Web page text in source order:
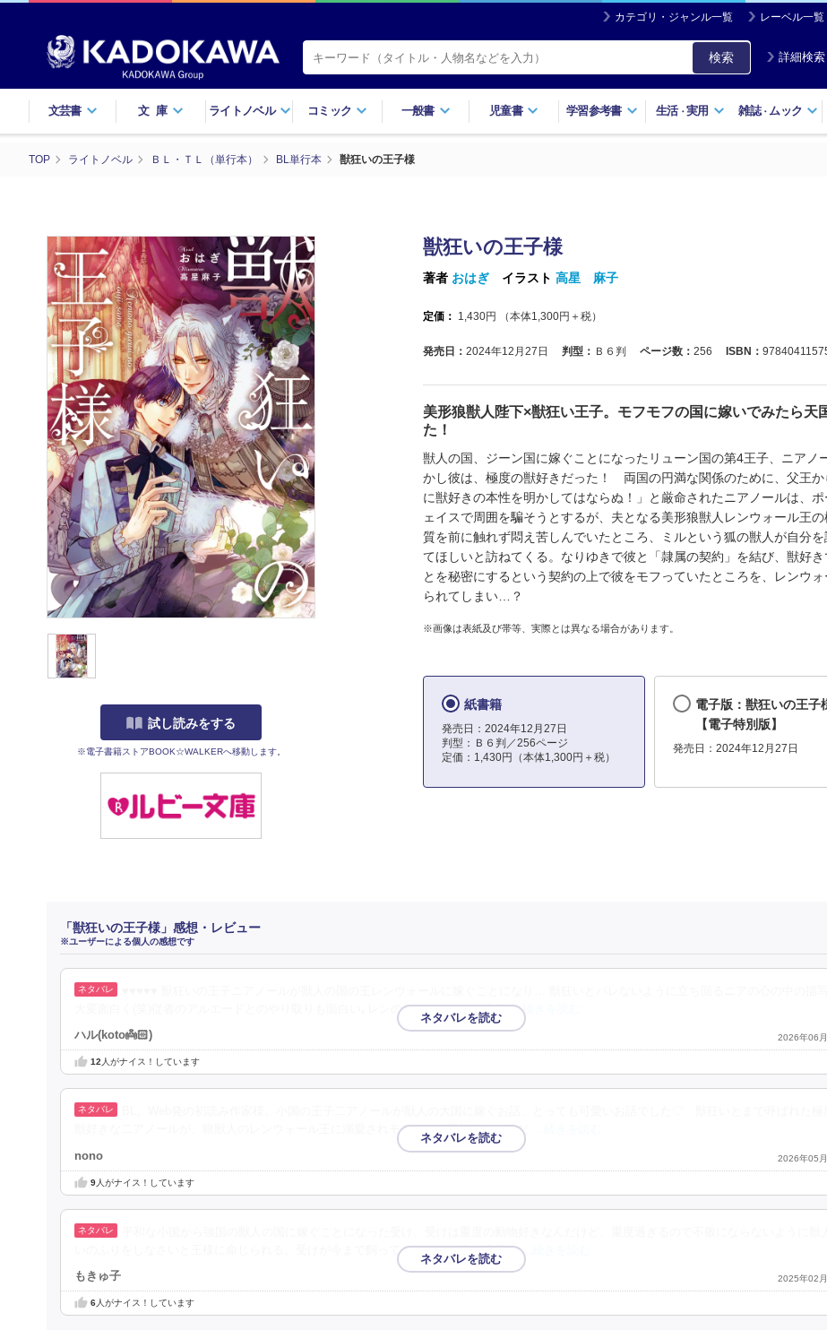
カテゴリ・ジャンル一覧 レーベル一覧
検索 詳細検索
文芸書 文庫 ライトノベル コミック 一般書 児童書 学習参考書 生活・実用 雑誌・ ムック
TOP ライトノベル ＢＬ・ＴＬ（単行本） BL単行本 獣狂いの王子様
試し読みをする
※電子書籍ストアBOOK☆WALKERへ移動します。
獣狂いの王子様
著者 おはぎ イラスト 高星 麻子
定価： 1,430円 （本体1,300円＋税）
発売日： 2024年12月27日 判型： Ｂ６判 ページ数： 256 ISBN：
美形狼獣人陛下×獣狂い王子。モフモフの国に嫁いでみたら天
た！
獣人の国、ジーン国に嫁ぐことになったリューン国の第4王子、ニアノ
かし彼は、極度の獣好きだった！ 両国の円満な関係のために、父王か
に獣好きの本性を明かしてはならぬ！」と厳命されたニアノールは、ポ
ェイスで周囲を騙そうとするが、夫となる美形狼獣人レンウォール王
質を前に触れず悶え苦しんでいたところ、ミルという狐の獣人が自分を
てほしいと訪ねてくる。なりゆきで彼と「隷属の契約」を結び、獣好き
とを秘密にするという契約の上で彼をモフっていたところを、レンウォ
られてしまい…？
※画像は表紙及び帯等、実際とは異なる場合があります。
紙書籍
発売日：2024年12月27日
判型：Ｂ６判／256ページ
定価：1,430円（本体1,300円＋税）
電子版：獣狂いの王子
【電子特別版】
発売日：2024年12月27日
「獣狂いの王子様」感想・レビュー
※ユーザーによる個人の感想です
大変面白く(笑)従者のアルエードとのやり取りも面白い｡レンのわかりやすい独占欲 …続きを読む
ハル(koto👼🏻‎) 2026年06
12人がナイス！しています
獣好きな二アノールが、狼獣人のレンウォール王に溺愛されモフモフを堪能するそれだ
nono 2026年05
9人がナイス！しています
いのふりをしなさいと王様に命じられる。受けが今まで飼ってきたペット達の遺骨や …続きを読む
もきゅ子 2025年02
6人がナイス！しています